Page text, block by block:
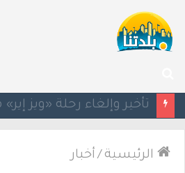
عن
الرئيسية / أخبار